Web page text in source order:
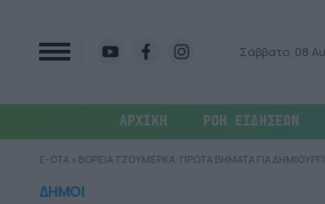
Σάββατο, 08
ΑΡΧΙΚΗ ΡΟΗ ΕΙΔΗΣΕΩΝ
E-OTA » ΒΟΡΕΙΑ ΤΖΟΥΜΕΡΚΑ: ΠΡΩΤΑ ΒΗΜΑΤΑ ΓΙΑ
ΔΗΜΟΙ